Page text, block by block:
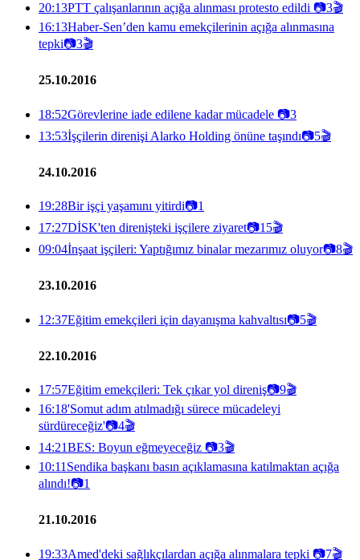
20:13PTT çalışanlarının açığa alınması protesto edildi 📷3🎬
16:13Haber-Sen’den kamu emekçilerinin açığa alınmasına
tepki📷3🎬
25.10.2016
18:52Görevlerine iade edilene kadar mücadele 📷3
13:53İşçilerin direnişi Alarko Holding önüne taşındı📷5🎬
24.10.2016
19:28Bir işçi yaşamını yitirdi📷1
17:27DİSK'ten direnişteki işçilere ziyaret📷15🎬
09:04İnşaat işçileri: Yaptığımız binalar mezarımız oluyor📷8🎬
23.10.2016
12:37Eğitim emekçileri için dayanışma kahvaltısı📷5🎬
22.10.2016
17:57Eğitim emekçileri: Tek çıkar yol direniş📷9🎬
16:18'Somut adım atılmadığı sürece mücadeleyi
sürdüreceğiz'📷4🎬
14:21BES: Boyun eğmeyeceğiz 📷3🎬
10:11 Sendika başkanı basın açıklamasına katılmaktan açığa
alındı!📷1
21.10.2016
19:33Amed'deki sağlıkçılardan açığa alınmalara tepki 📷7🎬